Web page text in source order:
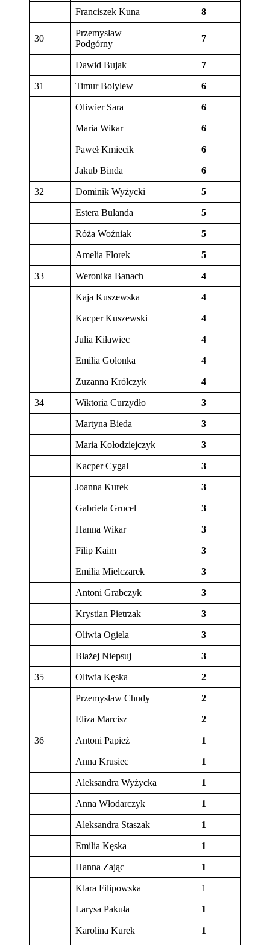
Franciszek Kuna 8
30
Przemysław
Podgórny
7
Dawid Bujak 7
31 Timur Bolylew 6
Oliwier Sara 6
Maria Wikar 6
Paweł Kmiecik 6
Jakub Binda 6
32 Dominik Wyżycki 5
Estera Bulanda 5
Róża Woźniak 5
Amelia Florek 5
33 Weronika Banach 4
Kaja Kuszewska 4
Kacper Kuszewski 4
Julia Kiławiec 4
Emilia Golonka 4
Zuzanna Królczyk 4
34 Wiktoria Curzydło 3
Martyna Bieda 3
Maria Kołodziejczyk 3
Kacper Cygal 3
Joanna Kurek 3
Gabriela Grucel 3
Hanna Wikar 3
Filip Kaim 3
Emilia Mielczarek 3
Antoni Grabczyk 3
Krystian Pietrzak 3
Oliwia Ogiela 3
Błażej Niepsuj 3
35 Oliwia Kęska 2
Przemysław Chudy 2
Eliza Marcisz 2
36 Antoni Papież 1
Anna Krusiec 1
Aleksandra Wyżycka 1
Anna Włodarczyk 1
Aleksandra Staszak 1
Emilia Kęska 1
Hanna Zając 1
Klara Filipowska 1
Larysa Pakuła 1
Karolina Kurek 1